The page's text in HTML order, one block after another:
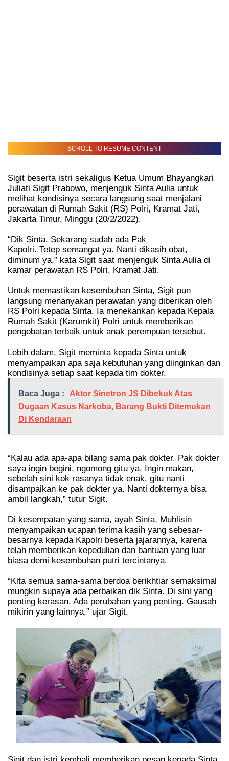
SCROLL TO RESUME CONTENT
Sigit beserta istri sekaligus Ketua Umum Bhayangkari
Juliati Sigit Prabowo, menjenguk Sinta Aulia untuk
melihat kondisinya secara langsung saat menjalani
perawatan di Rumah Sakit (RS) Polri, Kramat Jati,
Jakarta Timur, Minggu (20/2/2022).
“Dik Sinta. Sekarang sudah ada Pak
Kapolri. Tetep semangat ya. Nanti dikasih obat,
diminum ya,” kata Sigit saat menjenguk Sinta Aulia di
kamar perawatan RS Polri, Kramat Jati.
Untuk memastikan kesembuhan Sinta, Sigit pun
langsung menanyakan perawatan yang diberikan oleh
RS Polri kepada Sinta. Ia menekankan kepada Kepala
Rumah Sakit (Karumkit) Polri untuk memberikan
pengobatan terbaik untuk anak perempuan tersebut.
Lebih dalam, Sigit meminta kepada Sinta untuk
menyampaikan apa saja kebutuhan yang diinginkan dan
kondisinya setiap saat kepada tim dokter.
Baca Juga :
Aktor Sinetron JS Dibekuk Atas
Dugaan Kasus Narkoba, Barang Bukti Ditemukan
Di Kendaraan
“Kalau ada apa-apa bilang sama pak dokter. Pak dokter
saya ingin begini, ngomong gitu ya. Ingin makan,
sebelah sini kok rasanya tidak enak, gitu nanti
disampaikan ke pak dokter ya. Nanti dokternya bisa
ambil langkah,” tutur Sigit.
Di kesempatan yang sama, ayah Sinta, Muhlisin
menyampaikan ucapan terima kasih yang sebesar-
besarnya kepada Kapolri beserta jajarannya, karena
telah memberikan kepedulian dan bantuan yang luar
biasa demi kesembuhan putri tercintanya.
“Kita semua sama-sama berdoa berikhtiar semaksimal
mungkin supaya ada perbaikan dik Sinta. Di sini yang
penting kerasan. Ada perubahan yang penting. Gausah
mikirin yang lainnya,” ujar Sigit.